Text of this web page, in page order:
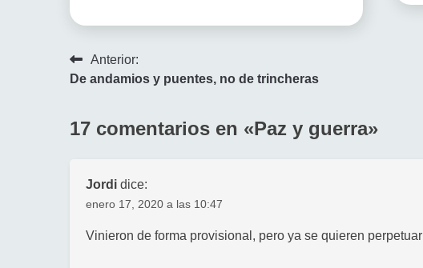
Navegación
entradas
Anterior:
De andamios y puentes, no de trincheras
17 comentarios en «Paz y guerra»
Jordi dice:
enero 17, 2020 a las 10:47
Vinieron de forma provisional, pero ya se quieren perpetuar